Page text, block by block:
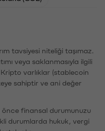
tavsiyesi niteliği taşımaz.
veya saklanmasıyla ilgili
varlıklar (stablecoin
sahiptir ve ani değer
önce finansal durumunuzu
durumlarda hukuk, vergi